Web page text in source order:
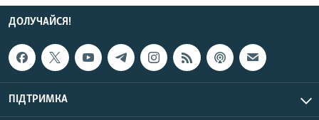
ДОЛУЧАЙСЯ!
ПІДТРИМКА